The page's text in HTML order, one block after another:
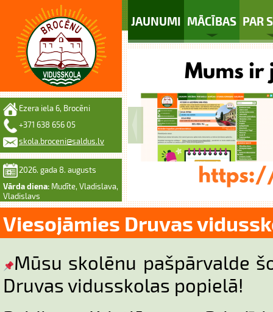
JAUNUMI MĀCĪBAS PAR
Ezera iela 6, Brocēni
+371 638 656 05
skola.broceni@saldus.lv
2026. gada 8. augusts
Vārda diena: Mudīte, Vladislava,
Vladislavs
Viesojāmies Druvas
Mūsu skolēnu pašpārvalde
Druvas vidusskolas popielā!